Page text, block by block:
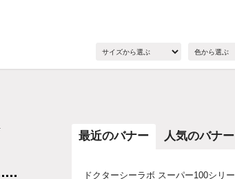
最近のバナー 人気のバナー
ドクターシーラボ スーパー100シリー